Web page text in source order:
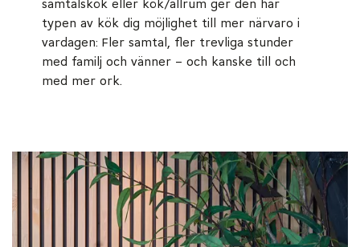
samtalskök eller kök/allrum ger den här
typen av kök dig möjlighet till mer närvaro i
vardagen: Fler samtal, fler trevliga stunder
med familj och vänner – och kanske till och
med mer ork.